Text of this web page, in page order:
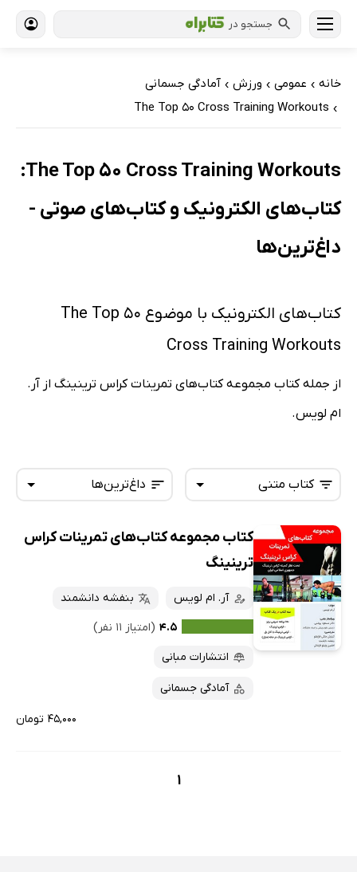
جستجو در
خانه › عمومی › ورزش › آمادگی جسمانی
›
The Top 50 Cross Training Workouts
The Top 50 Cross Training Workouts:
کتاب‌های الکترونیک و کتاب‌های صوتی -
داغ‌ترین‌ها
کتاب‌های الکترونیک با موضوع The Top 50
Cross Training Workouts
از جمله کتاب مجموعه کتاب‌های تمرینات کراس ترینینگ از آر.
ام لویس.
داغ‌ترین‌ها
تازه‌ها
پرفروش‌ها
پربحث‌ها
کتاب متنی
همه کتاب‌ها
کتاب‌های صوتی
کتاب‌های متنی
کتاب مجموعه کتاب‌های تمرینات کراس
ترینینگ
آر. ام لویس
بنفشه دانشمند
۴.۵ (امتیاز ۱۱ نفر)
انتشارات مبانی
آمادگی جسمانی
۴۵,۰۰۰ تومان
1